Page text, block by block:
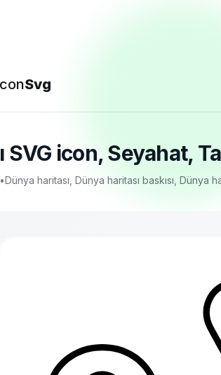
Svg
SVG icon, Seyahat,
•Dünya haritası, Dünya haritası baskısı, Dünya